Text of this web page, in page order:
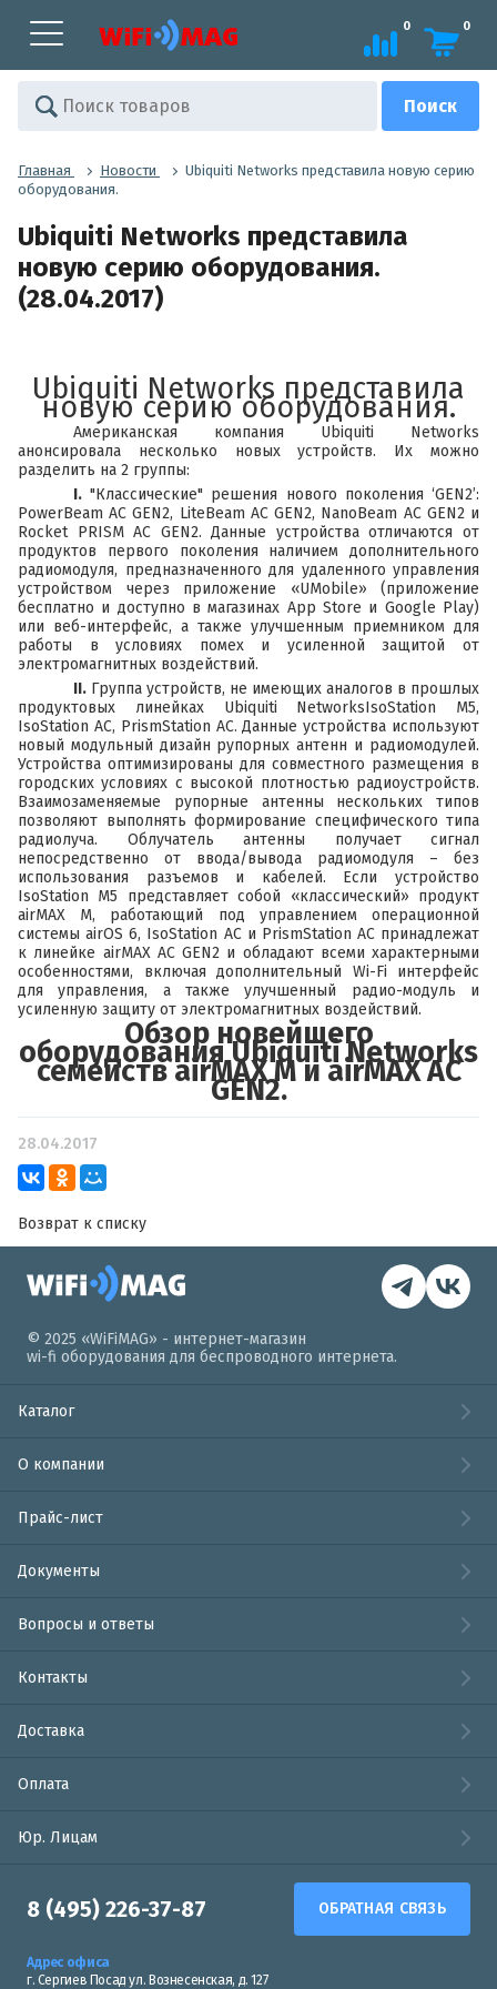
0 0
Главная Новости
Ubiquiti Networks представила новую серию
оборудования.
Ubiquiti Networks представила
новую серию оборудования.
(28.04.2017)
Ubiquiti Networks представила
новую серию оборудования.
Американская компания Ubiquiti Networks
анонсировала несколько новых устройств. Их можно
разделить на 2 группы:
I. "Классические" решения нового поколения ‘GEN2’:
PowerBeam AC GEN2, LiteBeam AC GEN2, NanoBeam AC GEN2и
Rocket PRISM AC GEN2. Данные устройства отличаются от
продуктов первого поколения наличием дополнительного
радиомодуля, предназначенного для удаленного управления
устройством через приложение «UMobile» (приложение
бесплатно и доступно в магазинах App Store и Google Play)
или веб-интерфейс, а также улучшенным приемником для
работы в условиях помех и усиленной защитой от
электромагнитных воздействий.
II. Группа устройств, не имеющих аналогов в прошлых
продуктовых линейках Ubiquiti NetworksIsoStation M5,
IsoStation AC, PrismStation AC. Данные устройства используют
новый модульный дизайн рупорных антенн и радиомодулей.
Устройства оптимизированы для совместного размещения в
городских условиях с высокой плотностью радиоустройств.
Взаимозаменяемые рупорные антенны нескольких типов
позволяют выполнять формирование специфического типа
радиолуча. Облучатель антенны получает сигнал
непосредственно от ввода/вывода радиомодуля – без
использования разъемов и кабелей. Если устройство
IsoStation M5 представляет собой «классический» продукт
airMAX M, работающий под управлением операционной
системы airOS 6, IsoStation ACи PrismStation ACпринадлежат
к линейке airMAX AC GEN2 и обладают всеми характерными
особенностями, включая дополнительный Wi-Fi интерфейс
для управления, а также улучшенный радио-модуль и
усиленную защиту от электромагнитных воздействий.
Обзор новейшего
оборудования Ubiquiti Networks
семейств airMAX M и airMAX AC
GEN2.
28.04.2017
Возврат к списку
© 2025 «WiFiMAG» - интернет-магазин
wi-fi оборудования для беспроводного интернета.
Каталог
О компании
Прайс-лист
Документы
Вопросы и ответы
Контакты
Доставка
Оплата
Юр. Лицам
8 (495) 226-37-87 ОБРАТНАЯ СВЯЗЬ
Адрес офиса
г. Сергиев Посад ул. Вознесенская, д. 127